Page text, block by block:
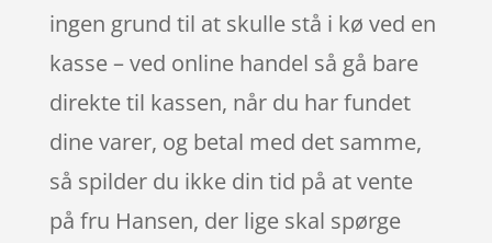
ingen grund til at skulle stå i kø ved en
kasse – ved online handel så gå bare
direkte til kassen, når du har fundet
dine varer, og betal med det samme,
så spilder du ikke din tid på at vente
på fru Hansen, der lige skal spørge